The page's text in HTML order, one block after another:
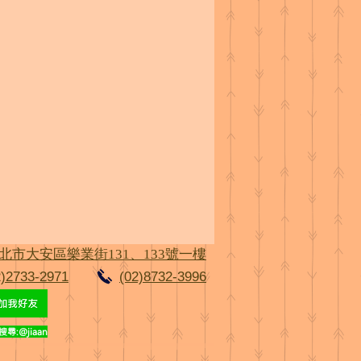
市大安區樂業街131、133號一樓
2971
(02)8732-3996
尋:@jiaan